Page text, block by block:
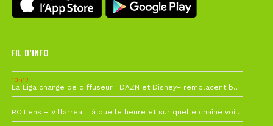
FIL D’INFO
10h12
La Liga change de diffuseur : DAZN et Disney+ remplacent beIN Sports !
RC Lens – Villarreal : à quelle heure et sur quelle chaîne voir la finale de la Como Cup ?